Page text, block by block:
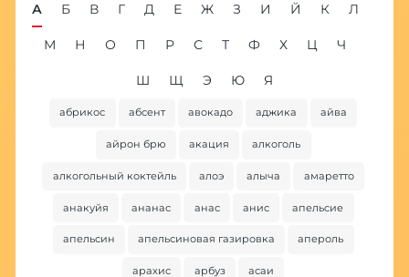
А Б В Г Д Е Ж З И Й К Л
М Н О П Р С Т Ф Х Ц Ч
Ш Щ Э Ю Я
абрикос абсент авокадо аджика айва
айрон брю акация алкоголь
алкогольный коктейль алоэ алыча амаретто
анакуйя ананас анас анис апельсие
апельсин апельсиновая газировка апероль
арахис арбуз асаи